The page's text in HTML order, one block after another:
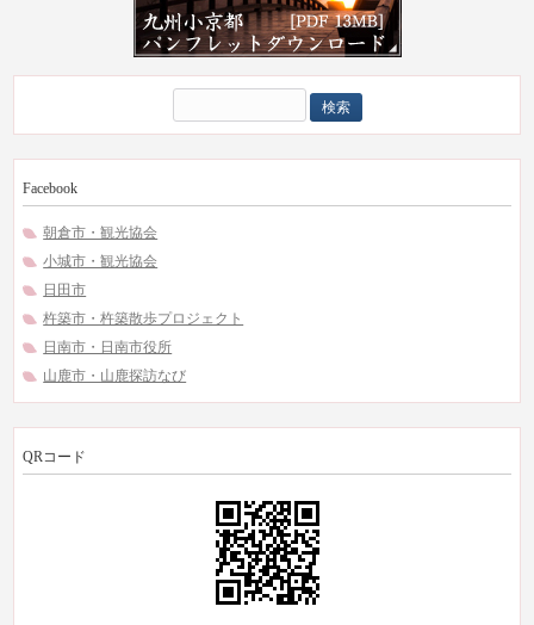
索:
Facebook
朝倉市・観光協会
小城市・観光協会
日田市
杵築市・杵築散歩プロジェクト
日南市・日南市役所
山鹿市・山鹿探訪なび
QRコード